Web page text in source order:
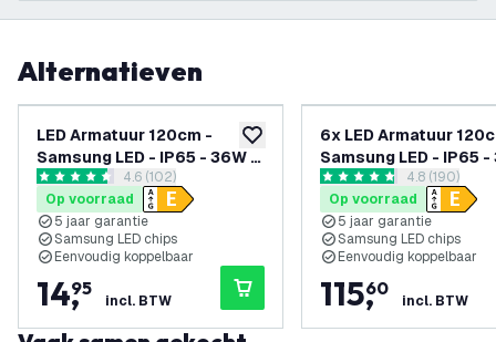
Alternatieven
toevoegen aan verlanglijst
LED Armatuur 120cm -
Samsung LED - IP65 - 36W -
130 lm/W - 6500K -
Koppelbaar - 5 jaar garantie
reviews drawer openen
4.6 score sterren4.6 (102)
Op voorraad
5 jaar garantie
Samsung LED chips
Eenvoudig koppelbaar
14,
95
incl. BTW
6x LED Armatuur
Samsung LED - IP65 -
130 lm/W - 4000K -
Koppelbaar - 5 Jaar
Garantie
reviews
4.8 score sterren4.8 (190)
Op voorraad
5 jaar garantie
Samsung LED chips
Eenvoudig koppelbaar
115,
60
incl. BTW